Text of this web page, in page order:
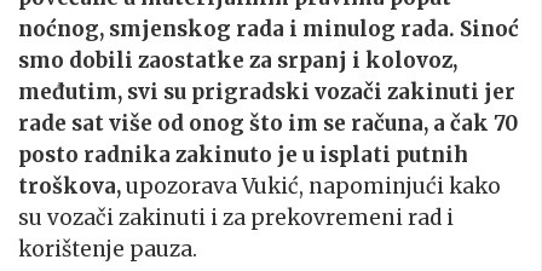
noćnog, smjenskog rada i minulog rada. Sinoć
smo dobili zaostatke za srpanj i kolovoz,
međutim, svi su prigradski vozači zakinuti jer
rade sat više od onog što im se računa, a čak 70
posto radnika zakinuto je u isplati putnih
troškova,upozorava Vukić, napominjući kako
su vozači zakinuti i za prekovremeni rad i
korištenje pauza.